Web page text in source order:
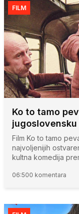
FILM
Ko to tamo
Film Ko to tamo
najvoljenijih
kultna komedija
06:500 komentara